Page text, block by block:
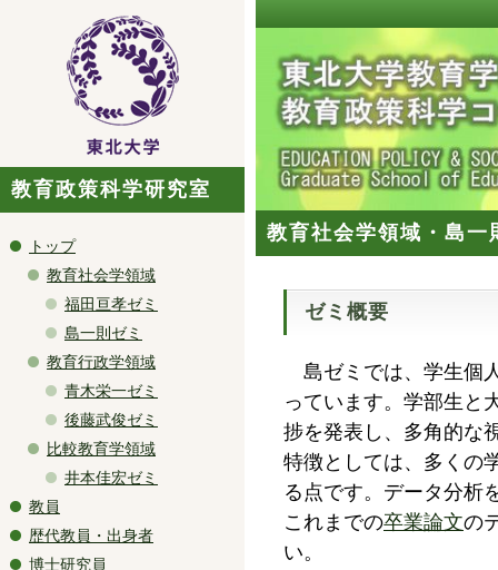
教育社会学領域 ・ 島一
ゼミ概要
島ゼミでは、学生個
っています。学部生と
捗を発表し、多角的な
特徴としては、多くの
る点です。データ分析
​これまでの卒業論文の
い。
教育政策科学研究室
トップ
教育社会学領域
福田亘孝ゼミ
島一則ゼミ
教育行政学領域
青木栄一ゼミ
後藤武俊ゼミ
比較教育学領域
井本佳宏ゼミ
教員
歴代教員・出身者
博士研究員